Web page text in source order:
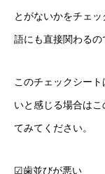
とがないかをチェ
語にも直接関わるの
このチェックシー
いと感じる場合は
てみてください。
☑︎歯並びが悪い